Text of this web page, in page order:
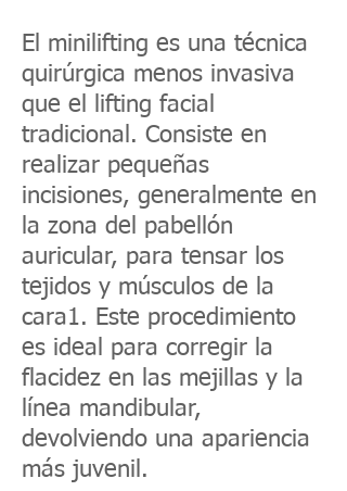
El minilifting es una técnica
quirúrgica menos invasiva
que el lifting facial
tradicional. Consiste en
realizar pequeñas
incisiones, generalmente en
la zona del pabellón
auricular, para tensar los
tejidos y músculos de la
cara1. Este procedimiento
es ideal para corregir la
flacidez en las mejillas y la
línea mandibular,
devolviendo una apariencia
más juvenil.